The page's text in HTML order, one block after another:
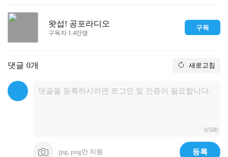
다루고 있으므로 재미로 감상해주세요
------------------------------------------
▣ 사연 보내실 곳 / 커뮤니티 http://cafe.naver.com/coolseob
▣ 유튜브 https://www.youtube.com/user/coolseob?sub_confirmat
ion=1
▣ 공포괴담집 오디오북
http://m.podbbang.com/audiobook/channel?id=1772056
http://m.podbbang.com/audiobook/channel?id=1772604
왓섭! 공포라디오
구독자 1.4만명
구독
댓글 0개 새로고침
0/500
jpg, png만 지원 등록